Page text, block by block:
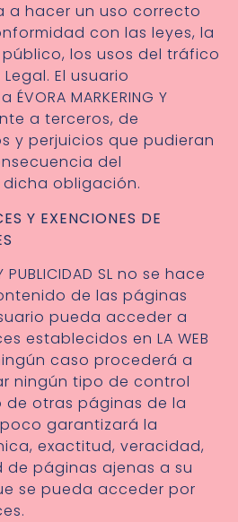
a hacer un uso correcto
con las leyes, la
los usos del tráfico
El usuario
MARKERING Y
a terceros, de
y perjuicios que pudieran
del
obligación.
Y EXENCIONES DE
PUBLICIDAD SL no se hace
de las páginas
pueda acceder a
establecidos en LA WEB
caso procederá a
ningún tipo de control
otras páginas de la
garantizará la
exactitud, veracidad,
páginas ajenas a su
se pueda acceder por